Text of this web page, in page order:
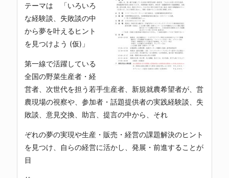
テーマは 「いろいろ
な経験談、失敗談の中
から夢を叶えるヒント
を見つけよう (仮)」
第一線で活躍している
全国の野菜生産者・経
営者、次世代を担う若手生産者、新規就農希望者が、営
農現場の視察や、参加者・話題提供者の実践経験談、失
敗談、意見交換、助言、提言の中から、それ
ぞれの夢の実現や生産・販売・経営の課題解決のヒント
を見つけ、自らの経営に活かし、発展・前進することが
目